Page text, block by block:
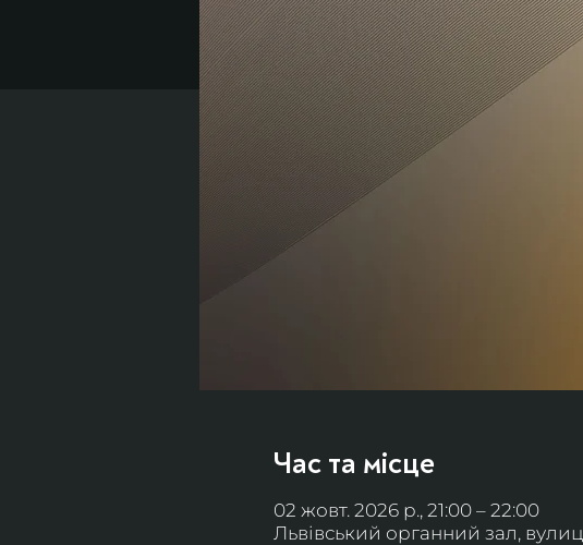
Час та місце
02 жовт. 2026 р., 21:00 – 22:00
Львівський органний зал,